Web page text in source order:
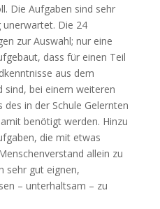
Die Aufgaben sind sehr
unerwartet. Die 24
zur Auswahl; nur eine
dass für einen Teil
aus dem
sind, bei einem weiteren
in der Schule Gelernten
benötigt werden. Hinzu
die mit etwas
allein zu
sehr gut eignen,
– unterhaltsam – zu